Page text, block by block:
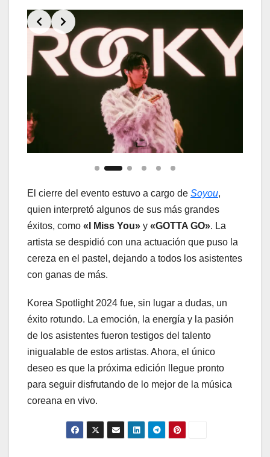
Slide 2 of 6
El cierre del evento estuvo a cargo de Soyou,
quien interpretó algunos de sus más grandes
éxitos, como «I Miss You» y «GOTTA GO». La
artista se despidió con una actuación que puso la
cereza en el pastel, dejando a todos los asistentes
con ganas de más.
Korea Spotlight 2024 fue, sin lugar a dudas, un
éxito rotundo. La emoción, la energía y la pasión
de los asistentes fueron testigos del talento
inigualable de estos artistas. Ahora, el único
deseo es que la próxima edición llegue pronto
para seguir disfrutando de lo mejor de la música
coreana en vivo.